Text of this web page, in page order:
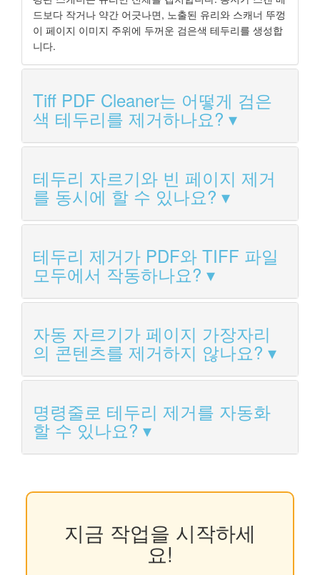
드보다 작거나 약간 어긋나면, 노출된 유리와 스캐너 뚜껑
이 페이지 이미지 주위에 두꺼운 검은색 테두리를 생성합
니다.
Tiff PDF Cleaner는 어떻게 검은
색 테두리를 제거하나요?
테두리 자르기와 빈 페이지 제거
를 동시에 할 수 있나요?
테두리 제거가 PDF와 TIFF 파일
모두에서 작동하나요?
자동 자르기가 페이지 가장자리
의 콘텐츠를 제거하지 않나요?
명령줄로 테두리 제거를 자동화
할 수 있나요?
지금 작업을 시작하세
요!